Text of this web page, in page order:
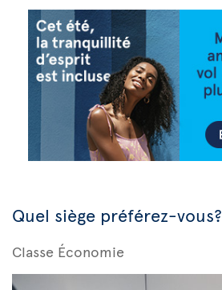
Quel siège préférez-vous?
Classe Économie